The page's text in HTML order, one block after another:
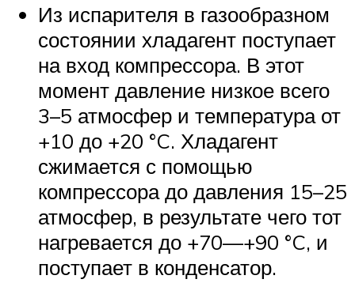
Из испарителя в газообразном
состоянии хладагент поступает
на вход компрессора. В этот
момент давление низкое всего
3–5 атмосфер и температура от
+10 до +20 °C. Хладагент
сжимается с помощью
компрессора до давления 15–25
атмосфер, в результате чего тот
нагревается до +70—+90 °C, и
поступает в конденсатор.